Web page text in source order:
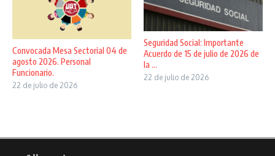
Convocada Mesa Sectorial 04 de
agosto 2026. Personal
Funcionario.
22 de julio de 2026
Seguridad Social: Importante
Acuerdo de 15 de julio de 2026 de
la ...
22 de julio de 2026